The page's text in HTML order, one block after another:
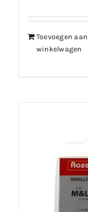
Toevoegen aan
winkelwagen